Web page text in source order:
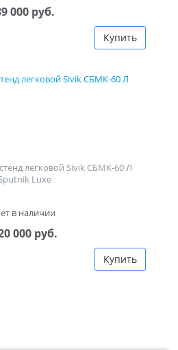
000 руб.
Купить
легковой Sivik СБМК-60 Л
Luxe
в наличии
000 руб.
Купить